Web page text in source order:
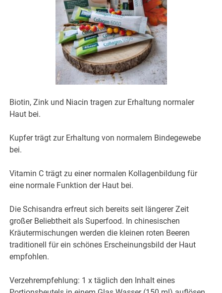
Biotin, Zink und Niacin tragen zur Erhaltung normaler
Haut bei.
Kupfer trägt zur Erhaltung von normalem Bindegewebe
bei.
Vitamin C trägt zu einer normalen Kollagenbildung für
eine normale Funktion der Haut bei.
Die Schisandra erfreut sich bereits seit längerer Zeit
großer Beliebtheit als Superfood. In chinesischen
Kräutermischungen werden die kleinen roten Beeren
traditionell für ein schönes Erscheinungsbild der Haut
empfohlen.
Verzehrempfehlung: 1 x täglich den Inhalt eines